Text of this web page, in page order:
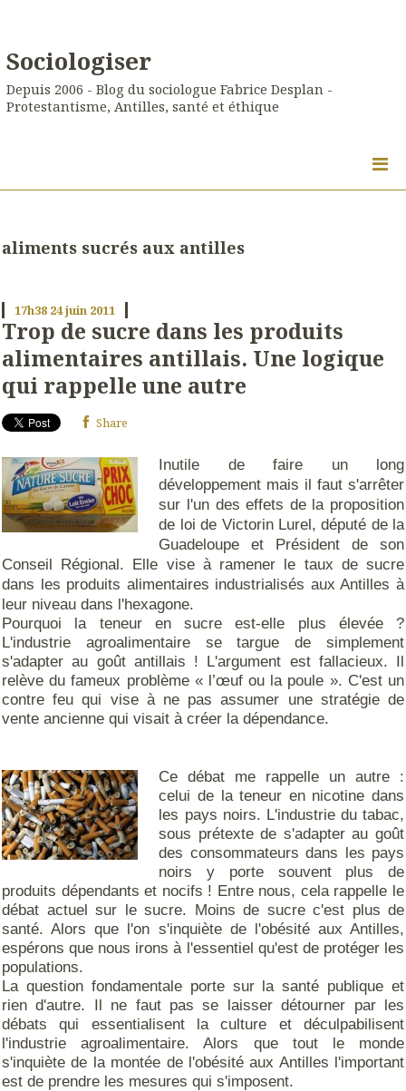
Sociologiser
Depuis 2006 - Blog du sociologue Fabrice Desplan -
Protestantisme, Antilles, santé et éthique
aliments sucrés aux antilles
17h38 24juin 2011
Trop de sucre dans les produits
alimentaires antillais. Une logique
qui rappelle une autre
Share
Inutile de faire un long
développement mais il faut s'arrêter
sur l'un des effets de la proposition
de loi de Victorin Lurel, député de la
Guadeloupe et Président de son
Conseil Régional. Elle vise à ramener le taux de sucre
dans les produits alimentaires industrialisés aux Antilles à
leur niveau dans l'hexagone.
Pourquoi la teneur en sucre est-elle plus élevée ?
L'industrie agroalimentaire se targue de simplement
s'adapter au goût antillais ! L'argument est fallacieux. Il
relève du fameux problème « l’œuf ou la poule ». C'est un
contre feu qui vise à ne pas assumer une stratégie de
vente ancienne qui visait à créer la dépendance.
Ce débat me rappelle un autre :
celui de la teneur en nicotine dans
les pays noirs. L'industrie du tabac,
sous prétexte de s'adapter au goût
des consommateurs dans les pays
noirs y porte souvent plus de
produits dépendants et nocifs ! Entre nous, cela rappelle le
débat actuel sur le sucre. Moins de sucre c'est plus de
santé. Alors que l'on s'inquiète de l'obésité aux Antilles,
espérons que nous irons à l'essentiel qu'est de protéger les
populations.
La question fondamentale porte sur la santé publique et
rien d'autre. Il ne faut pas se laisser détourner par les
débats qui essentialisent la culture et déculpabilisent
l'industrie agroalimentaire. Alors que tout le monde
s'inquiète de la montée de l'obésité aux Antilles l'important
est de prendre les mesures qui s'imposent.